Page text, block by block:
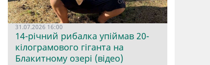
31.07.2026 16:00
14-річний рибалка упіймав 20-
кілограмового гіганта на
Блакитному озері (відео)